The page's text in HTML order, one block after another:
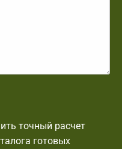
точный расчет
готовых